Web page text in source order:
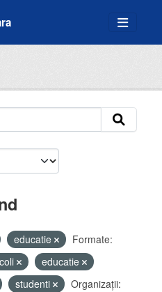
educatie
Formate:
educatie
studenti
Organizații: